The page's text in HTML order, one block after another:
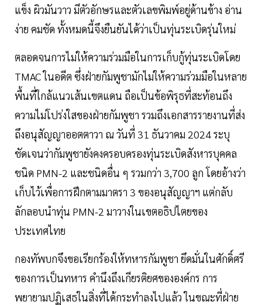
แข็ง ผิวมันวาว มีตัวอักษรและตัวเลขพิมพ์อยู่ด้านข้าง อ่าน
ง่าย คมชัด ทั้งหมดนี้จึงยืนยันได้ว่าเป็นทุ่นระเบิดรุ่นใหม่
ตลอดจนการไม่ให้ความร่วมมือในการเก็บกู้ทุ่นระเบิดโดย
TMAC ในอดีต ซึ่งฝ่ายกัมพูชามักไม่ให้ความร่วมมือในหลาย
พื้นที่ใกล้แนวเส้นเขตแดน ถือเป็นข้อพิรุธที่สะท้อนถึง
ความไม่โปร่งใสของฝ่ายกัมพูชา รวมถึงเอกสารรายงานที่ส่ง
ถึงอนุสัญญาออตตาวา ณ วันที่ 31 ธันวาคม 2024 ระบุ
ชัดเจนว่ากัมพูชายังคงครอบครองทุ่นระเบิดสังหารบุคคล
ชนิด PMN-2 และชนิดอื่น ๆ รวมกว่า 3,700 ลูก โดยอ้างว่า
เก็บไว้เพื่อการฝึกตามมาตรา 3 ของอนุสัญญาฯ แต่กลับ
ลักลอบนำทุ่น PMN-2 มาวางในเขตอธิปไตยของ
ประเทศไทย
กองทัพบกจึงขอเรียกร้องให้ทหารกัมพูชา ยึดมั่นในศักดิ์ศรี
ของการเป็นทหาร คำนึงถึงเกียรติยศขององค์กร การ
พยายามปฏิเสธในสิ่งที่ได้กระทำลงไปแล้ว ในขณะที่ฝ่าย